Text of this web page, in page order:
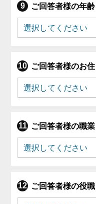
ご回答者様の年
ご回答者様のお
ご回答者様の職
ご回答者様の役